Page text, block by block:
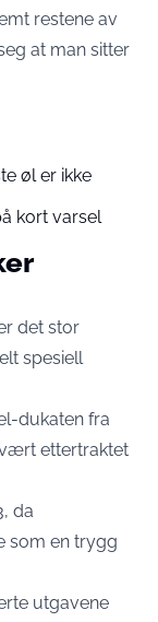
restene av
at man sitter
øl er ikke
kort varsel
det stor
spesiell
dukaten fra
ettertraktet
da
som en trygg
utgavene